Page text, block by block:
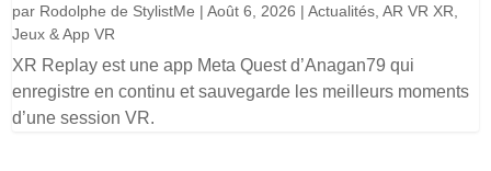
par Rodolphe de StylistMe |Août 6, 2026 |Actualités ,AR VR XR
Jeux & App VR
XR Replay est une app Meta Quest d’Anagan79 qui
enregistre en continu et sauvegarde les meilleurs moments
d’une session VR.